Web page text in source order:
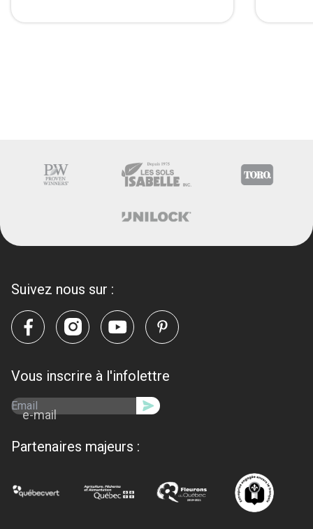
Suivez nous sur :
Vous inscrire à l'infolettre
e-mail
Partenaires majeurs :